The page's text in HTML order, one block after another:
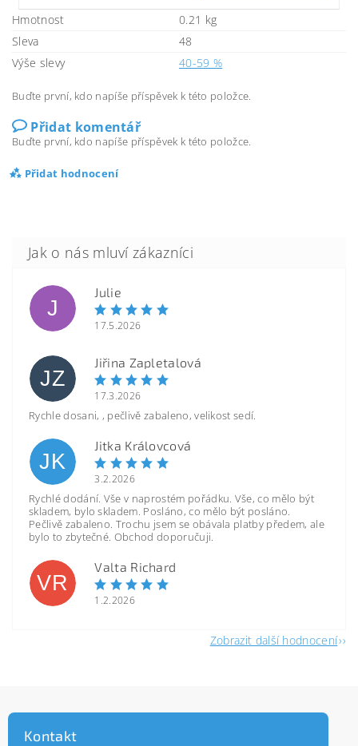
Hmotnost
0.21 kg
Sleva
48
Výše slevy
40-59 %
Buďte první, kdo napíše příspěvek k této položce.
Přidat komentář
Buďte první, kdo napíše příspěvek k této položce.
Přidat hodnocení
J
Julie
17.5.2026
JZ
Jiřina Zapletalová
17.3.2026
Rychle dosani, , pečlivě zabaleno, velikost sedí.
JK
Jitka Královcová
3.2.2026
Rychlé dodání. Vše v naprostém pořádku. Vše, co mělo být
skladem, bylo skladem. Posláno, co mělo být posláno.
Pečlivě zabaleno. Trochu jsem se obávala platby předem, ale
bylo to zbytečné. Obchod doporučuji.
VR
Valta Richard
1.2.2026
Zobrazit další hodnocení
Kontakt